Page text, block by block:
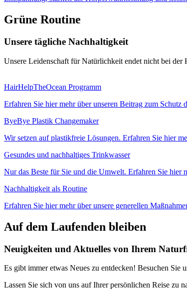
Grüne Routine
Unsere tägliche Nachhaltigkeit
Unsere Leidenschaft für Natürlichkeit endet nicht bei
HairHelpTheOcean Programm
Erfahren Sie hier mehr über unseren Beitrag zum Schutz
ByeBye Plastik Changemaker
Wir setzen auf plastikfreie Lösungen. Erfahren Sie hier
Gesundes und nachhaltiges Trinkwasser
Nur das Beste für Sie und die Umwelt. Erfahren Sie hier
Nachhaltigkeit als Routine
Erfahren Sie hier mehr über unsere generellen
Auf dem Laufenden bleiben
Neuigkeiten und Aktuelles von Ihrem
Es gibt immer etwas Neues zu entdecken! Besuchen
Lassen Sie sich von uns auf Ihrer persönlichen Reise zu